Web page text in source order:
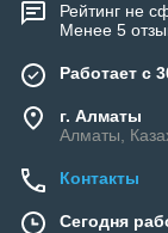
Рейтинг не
Менее 5
Работает с
г. Алматы
Алматы,
Контакты
Сегодня